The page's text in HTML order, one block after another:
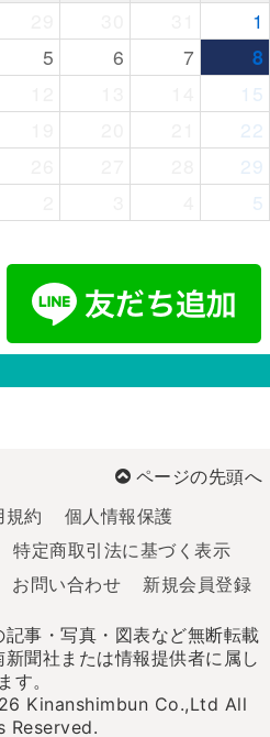
1
5 6 7
8
15
22
29
5
ページの先頭へ
規約
個人情報保護
特定商取引法に基づく表示
お問い合わせ 新規会員登録
事・写真・図表など無断転載
聞社または情報提供者に属し
ます。
Kinanshimbun Co.,Ltd All
Reserved.